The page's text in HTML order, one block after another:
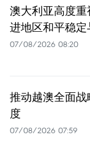
澳大利亚高度
进地区和平稳
07/08/2026 08:20
推动越澳全面
度
07/08/2026 07:59